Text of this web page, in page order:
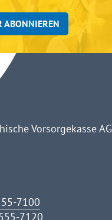
ABONNIEREN
Vorsorgekasse AG
7100
7120